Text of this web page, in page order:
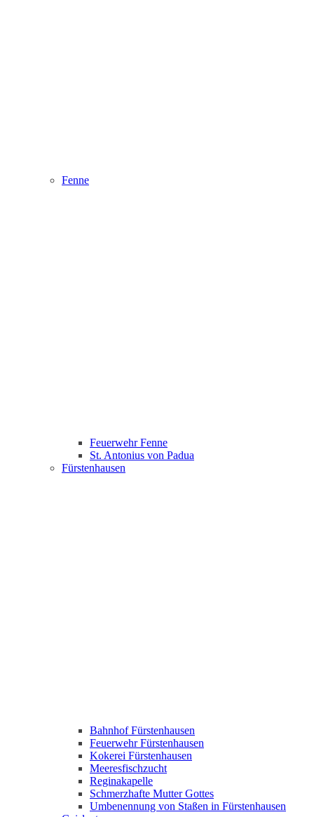
Fenne
Feuerwehr Fenne
St. Antonius von Padua
Fürstenhausen
Bahnhof Fürstenhausen
Feuerwehr Fürstenhausen
Kokerei Fürstenhausen
Meeresfischzucht
Reginakapelle
Schmerzhafte Mutter Gottes
Umbenennung von Staßen in Fürstenhausen